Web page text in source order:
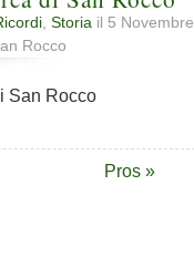
Storia il 5
Rocco
San Rocco
Pros »